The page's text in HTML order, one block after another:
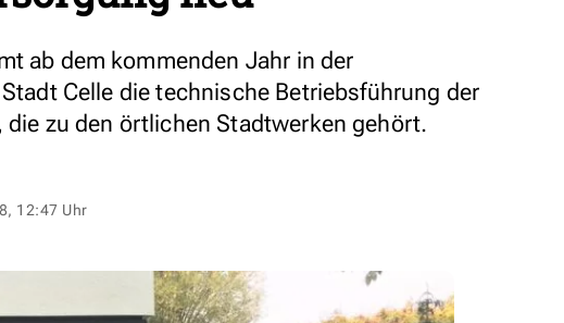
ab dem kommenden Jahr in der
Celle die technische Betriebsführung der
die zu den örtlichen Stadtwerken gehört.
12:47 Uhr